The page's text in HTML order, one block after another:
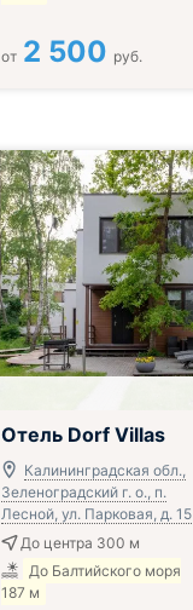
от 2 500 руб.
Отель Dorf Villas
Калининградская обл.,
Зеленоградский г. о., п.
Лесной, ул. Парковая, д. 15
До центра 300 м
До Балтийского моря
187 м